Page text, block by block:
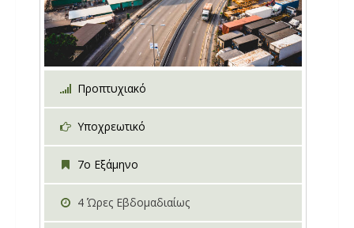
Προπτυχιακό
Υποχρεωτικό
7o Εξάμηνο
4 Ώρες Εβδομαδιαίως